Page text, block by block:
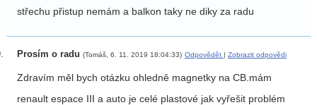
střechu přistup nemám a balkon taky ne diky za radu
Prosím o radu (Tomáš, 6. 11. 2019 18:04:33) Odpovědět | Zobrazit odpovědi
Zdravím měl bych otázku ohledně magnetky na CB.mám
renault espace III a auto je celé plastové jak vyřešit problém